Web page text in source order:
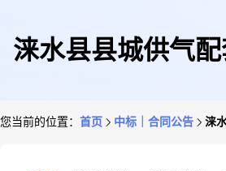
涞水县县城供气
您当前的位置： 首页 中标｜合同公告 涞